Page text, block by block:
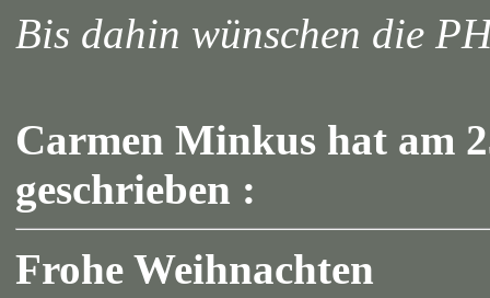
Bis dahin wünschen die
Carmen Minkus hat am
geschrieben :
Frohe Weihnachten